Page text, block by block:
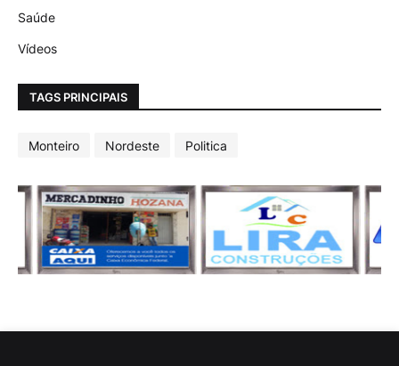
Saúde
Vídeos
TAGS PRINCIPAIS
Monteiro Nordeste Politica